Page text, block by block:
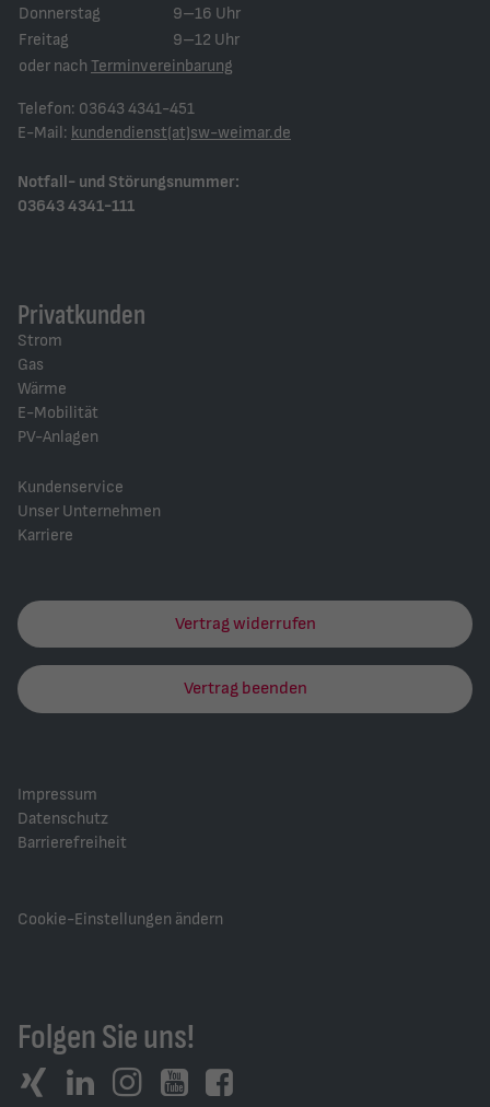
Donnerstag
9–16 Uhr
Freitag
9–12 Uhr
oder nach Terminvereinbarung
Telefon: 03643 4341-451
E-Mail: kundendienst(at)sw-weimar.de
Notfall- und Störungsnummer:
03643 4341-111
Privatkunden
Strom
Gas
Wärme
E-Mobilität
PV-Anlagen
Kundenservice
Unser Unternehmen
Karriere
Vertrag widerrufen
Vertrag beenden
Impressum
Datenschutz
Barrierefreiheit
Cookie-Einstellungen ändern
Folgen Sie uns!